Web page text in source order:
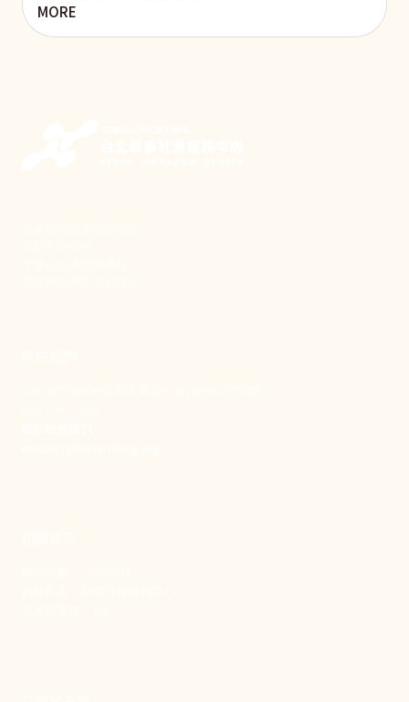
MORE